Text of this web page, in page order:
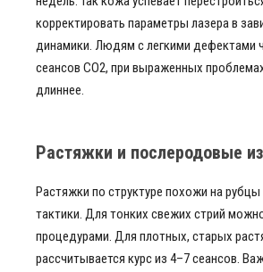
корректировать параметры лазера в
динамики. Людям с легкими дефектами
сеансов CO2, при выраженных
длиннее.
Растяжки и послеродовые
Растяжки по структуре похожи на
тактики. Для тонких свежих стрий
процедурами. Для плотных, старых
рассчитывается курс из 4–7 сеансов.